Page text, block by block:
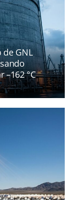
GNL
–162 °C